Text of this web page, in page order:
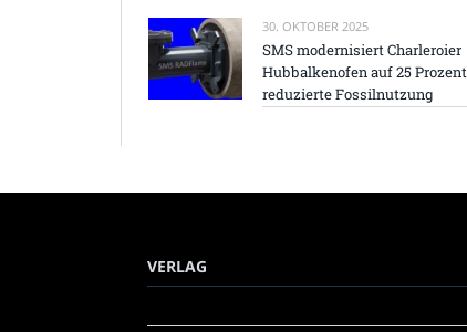
30. OKTOBER 2025
SMS modernisiert Charleroier
Hubbalkenofen auf 25 Prozent
reduzierte Fossilnutzung
VERLAG